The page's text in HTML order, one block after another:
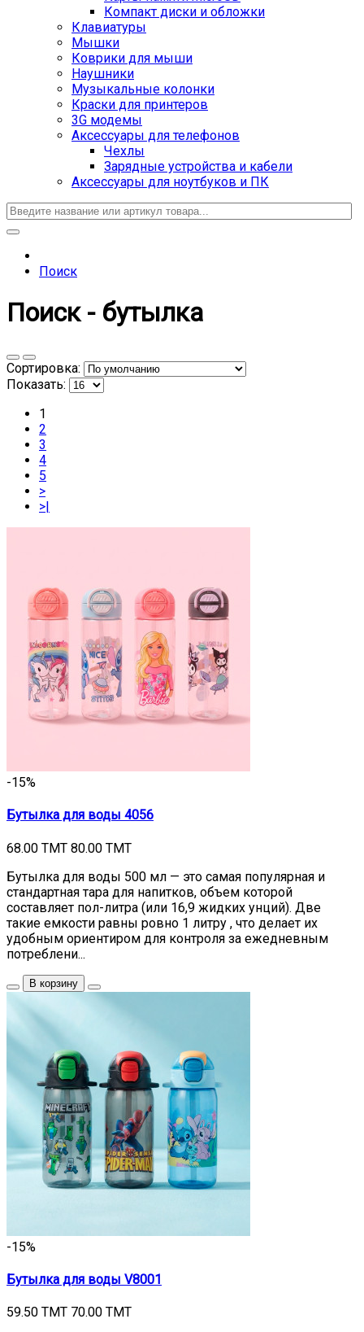
Компакт диски и обложки
Клавиатуры
Мышки
Коврики для мыши
Наушники
Музыкальные колонки
Краски для принтеров
3G модемы
Аксессуары для телефонов
Чехлы
Зарядные устройства и кабели
Аксессуары для ноутбуков и ПК
Поиск
Поиск - бутылка
Сортировка:
Показать:
1
2
3
4
5
>
>|
-15%
Бутылка для воды 4056
68.00 TMT 80.00 TMT
Бутылка для воды 500 мл — это самая популярная и
стандартная тара для напитков, объем которой
составляет пол-литра (или 16,9 жидких унций). Две
такие емкости равны ровно 1 литру , что делает их
удобным ориентиром для контроля за ежедневным
потреблени...
В корзину
-15%
Бутылка для воды V8001
59.50 TMT 70.00 TMT